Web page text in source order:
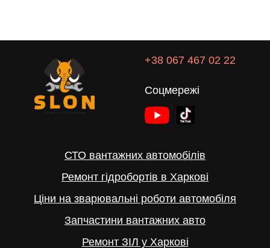
+38 067 467 02 22
Соцмережі
СТО вантажних автомобілів
Ремонт гідробортів в Харкові
Ціни на зварювальні роботи автомобіля
Запчастини вантажних авто
Ремонт ЗІЛ у Харкові